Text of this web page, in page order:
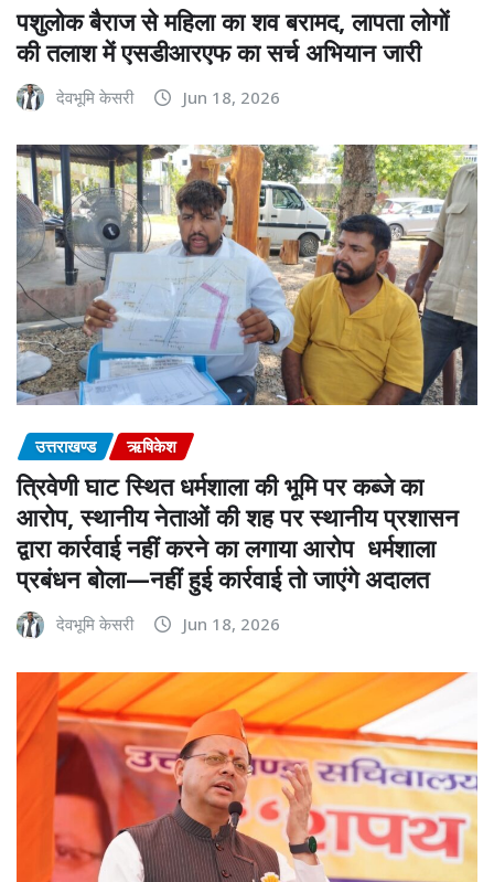
पशुलोक बैराज से महिला का शव बरामद, लापता लोगों
की तलाश में एसडीआरएफ का सर्च अभियान जारी
देवभूमि केसरी Jun 18, 2026
उत्तराखण्ड ऋषिकेश
त्रिवेणी घाट स्थित धर्मशाला की भूमि पर कब्जे का
आरोप, स्थानीय नेताओं की शह पर स्थानीय प्रशासन
द्वारा कार्रवाई नहीं करने का लगाया आरोप धर्मशाला
प्रबंधन बोला—नहीं हुई कार्रवाई तो जाएंगे अदालत
देवभूमि केसरी Jun 18, 2026